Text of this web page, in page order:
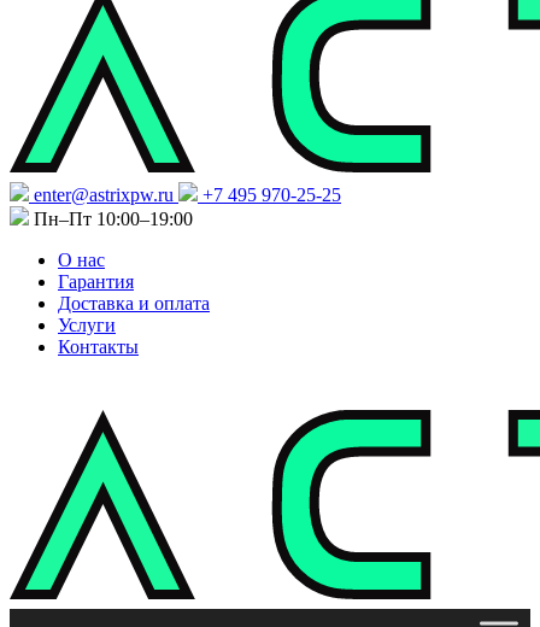
enter@astrixpw.ru
+7 495 970-25-25
Пн–Пт 10:00–19:00
О нас
Гарантия
Доставка и оплата
Услуги
Контакты